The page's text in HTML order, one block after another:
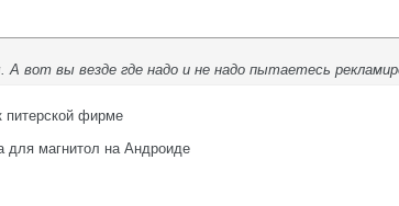
А вот вы везде где надо и не надо пытаетесь
питерской фирме
для магнитол на Андроиде